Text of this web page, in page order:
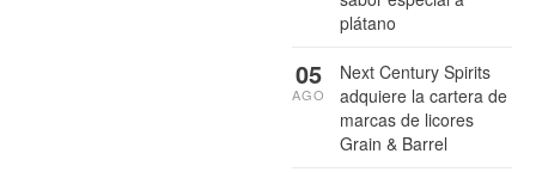
plátano
Next Century Spirits
adquiere la cartera de
marcas de licores
Grain & Barrel
05
AGO